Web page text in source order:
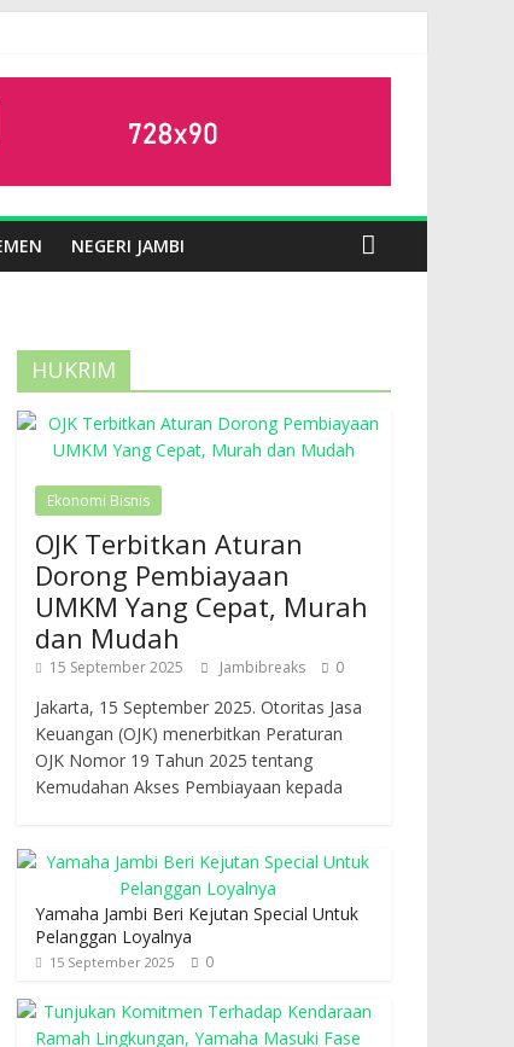
NEGERI JAMBI
HUKRIM
Ekonomi Bisnis
OJK Terbitkan Aturan
Dorong Pembiayaan
UMKM Yang Cepat, Murah
dan Mudah
15 September 2025 Jambibreaks 0
Jakarta, 15 September 2025. Otoritas Jasa
Keuangan (OJK) menerbitkan Peraturan
OJK Nomor 19 Tahun 2025 tentang
Kemudahan Akses Pembiayaan kepada
Yamaha Jambi Beri Kejutan Special Untuk
Pelanggan Loyalnya
15 September 2025 0